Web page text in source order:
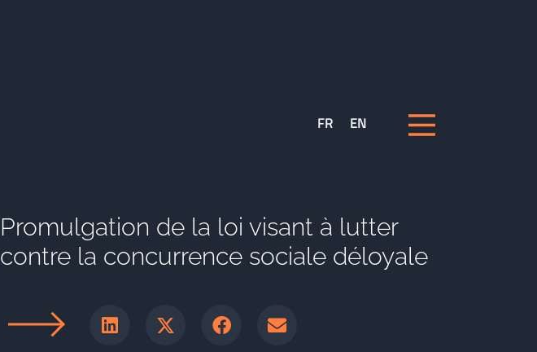
FR EN
Promulgation de la loi visant à lutter
contre la concurrence sociale déloyale